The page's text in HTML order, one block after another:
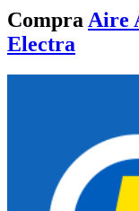
Compra Aire
Electra